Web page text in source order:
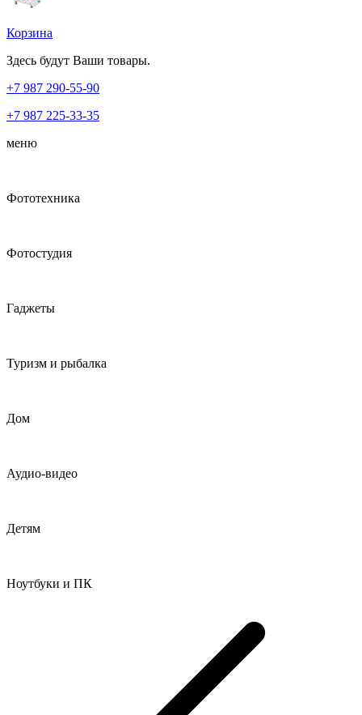
Корзина
Здесь будут Ваши товары.
+7 987 290-55-90
+7 987 225-33-35
меню
Фототехника
Фотостудия
Гаджеты
Туризм и рыбалка
Дом
Аудио-видео
Детям
Ноутбуки и ПК